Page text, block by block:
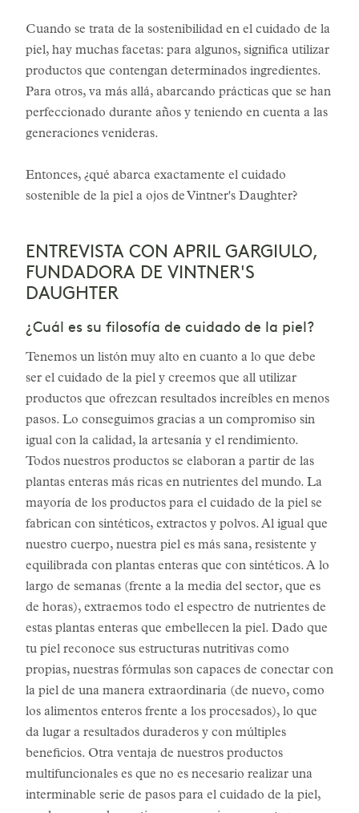
Cuando se trata de la sostenibilidad en el cuidado de la
piel, hay muchas facetas: para algunos, significa utilizar
productos que contengan determinados ingredientes.
Para otros, va más allá, abarcando prácticas que se han
perfeccionado durante años y teniendo en cuenta a las
generaciones venideras.
Entonces, ¿qué abarca exactamente el cuidado
sostenible de la piel a ojos de Vintner's Daughter?
ENTREVISTA CON APRIL GARGIULO,
FUNDADORA DE VINTNER'S
DAUGHTER
¿Cuál es su filosofía de cuidado de la piel?
Tenemos un listón muy alto en cuanto a lo que debe
ser el cuidado de la piel y creemos que all utilizar
productos que ofrezcan resultados increíbles en menos
pasos. Lo conseguimos gracias a un compromiso sin
igual con la calidad, la artesanía y el rendimiento.
Todos nuestros productos se elaboran a partir de las
plantas enteras más ricas en nutrientes del mundo. La
mayoría de los productos para el cuidado de la piel se
fabrican con sintéticos, extractos y polvos. Al igual que
nuestro cuerpo, nuestra piel es más sana, resistente y
equilibrada con plantas enteras que con sintéticos. A lo
largo de semanas (frente a la media del sector, que es
de horas), extraemos todo el espectro de nutrientes de
estas plantas enteras que embellecen la piel. Dado que
tu piel reconoce sus estructuras nutritivas como
propias, nuestras fórmulas son capaces de conectar con
la piel de una manera extraordinaria (de nuevo, como
los alimentos enteros frente a los procesados), lo que
da lugar a resultados duraderos y con múltiples
beneficios. Otra ventaja de nuestros productos
multifuncionales es que no es necesario realizar una
interminable serie de pasos para el cuidado de la piel,